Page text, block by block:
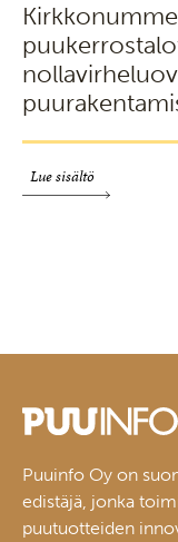
Lue sisältö
Puuinfo Oy on
edistäjä, jonka
puutuotteiden